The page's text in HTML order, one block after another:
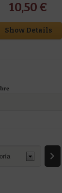
10,50 €
Show Details